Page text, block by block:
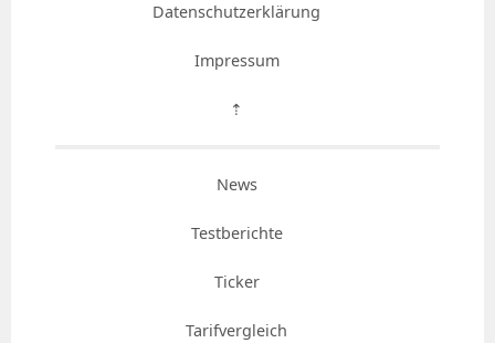
Datenschutzerklärung
Impressum
⇡
News
Testberichte
Ticker
Tarifvergleich